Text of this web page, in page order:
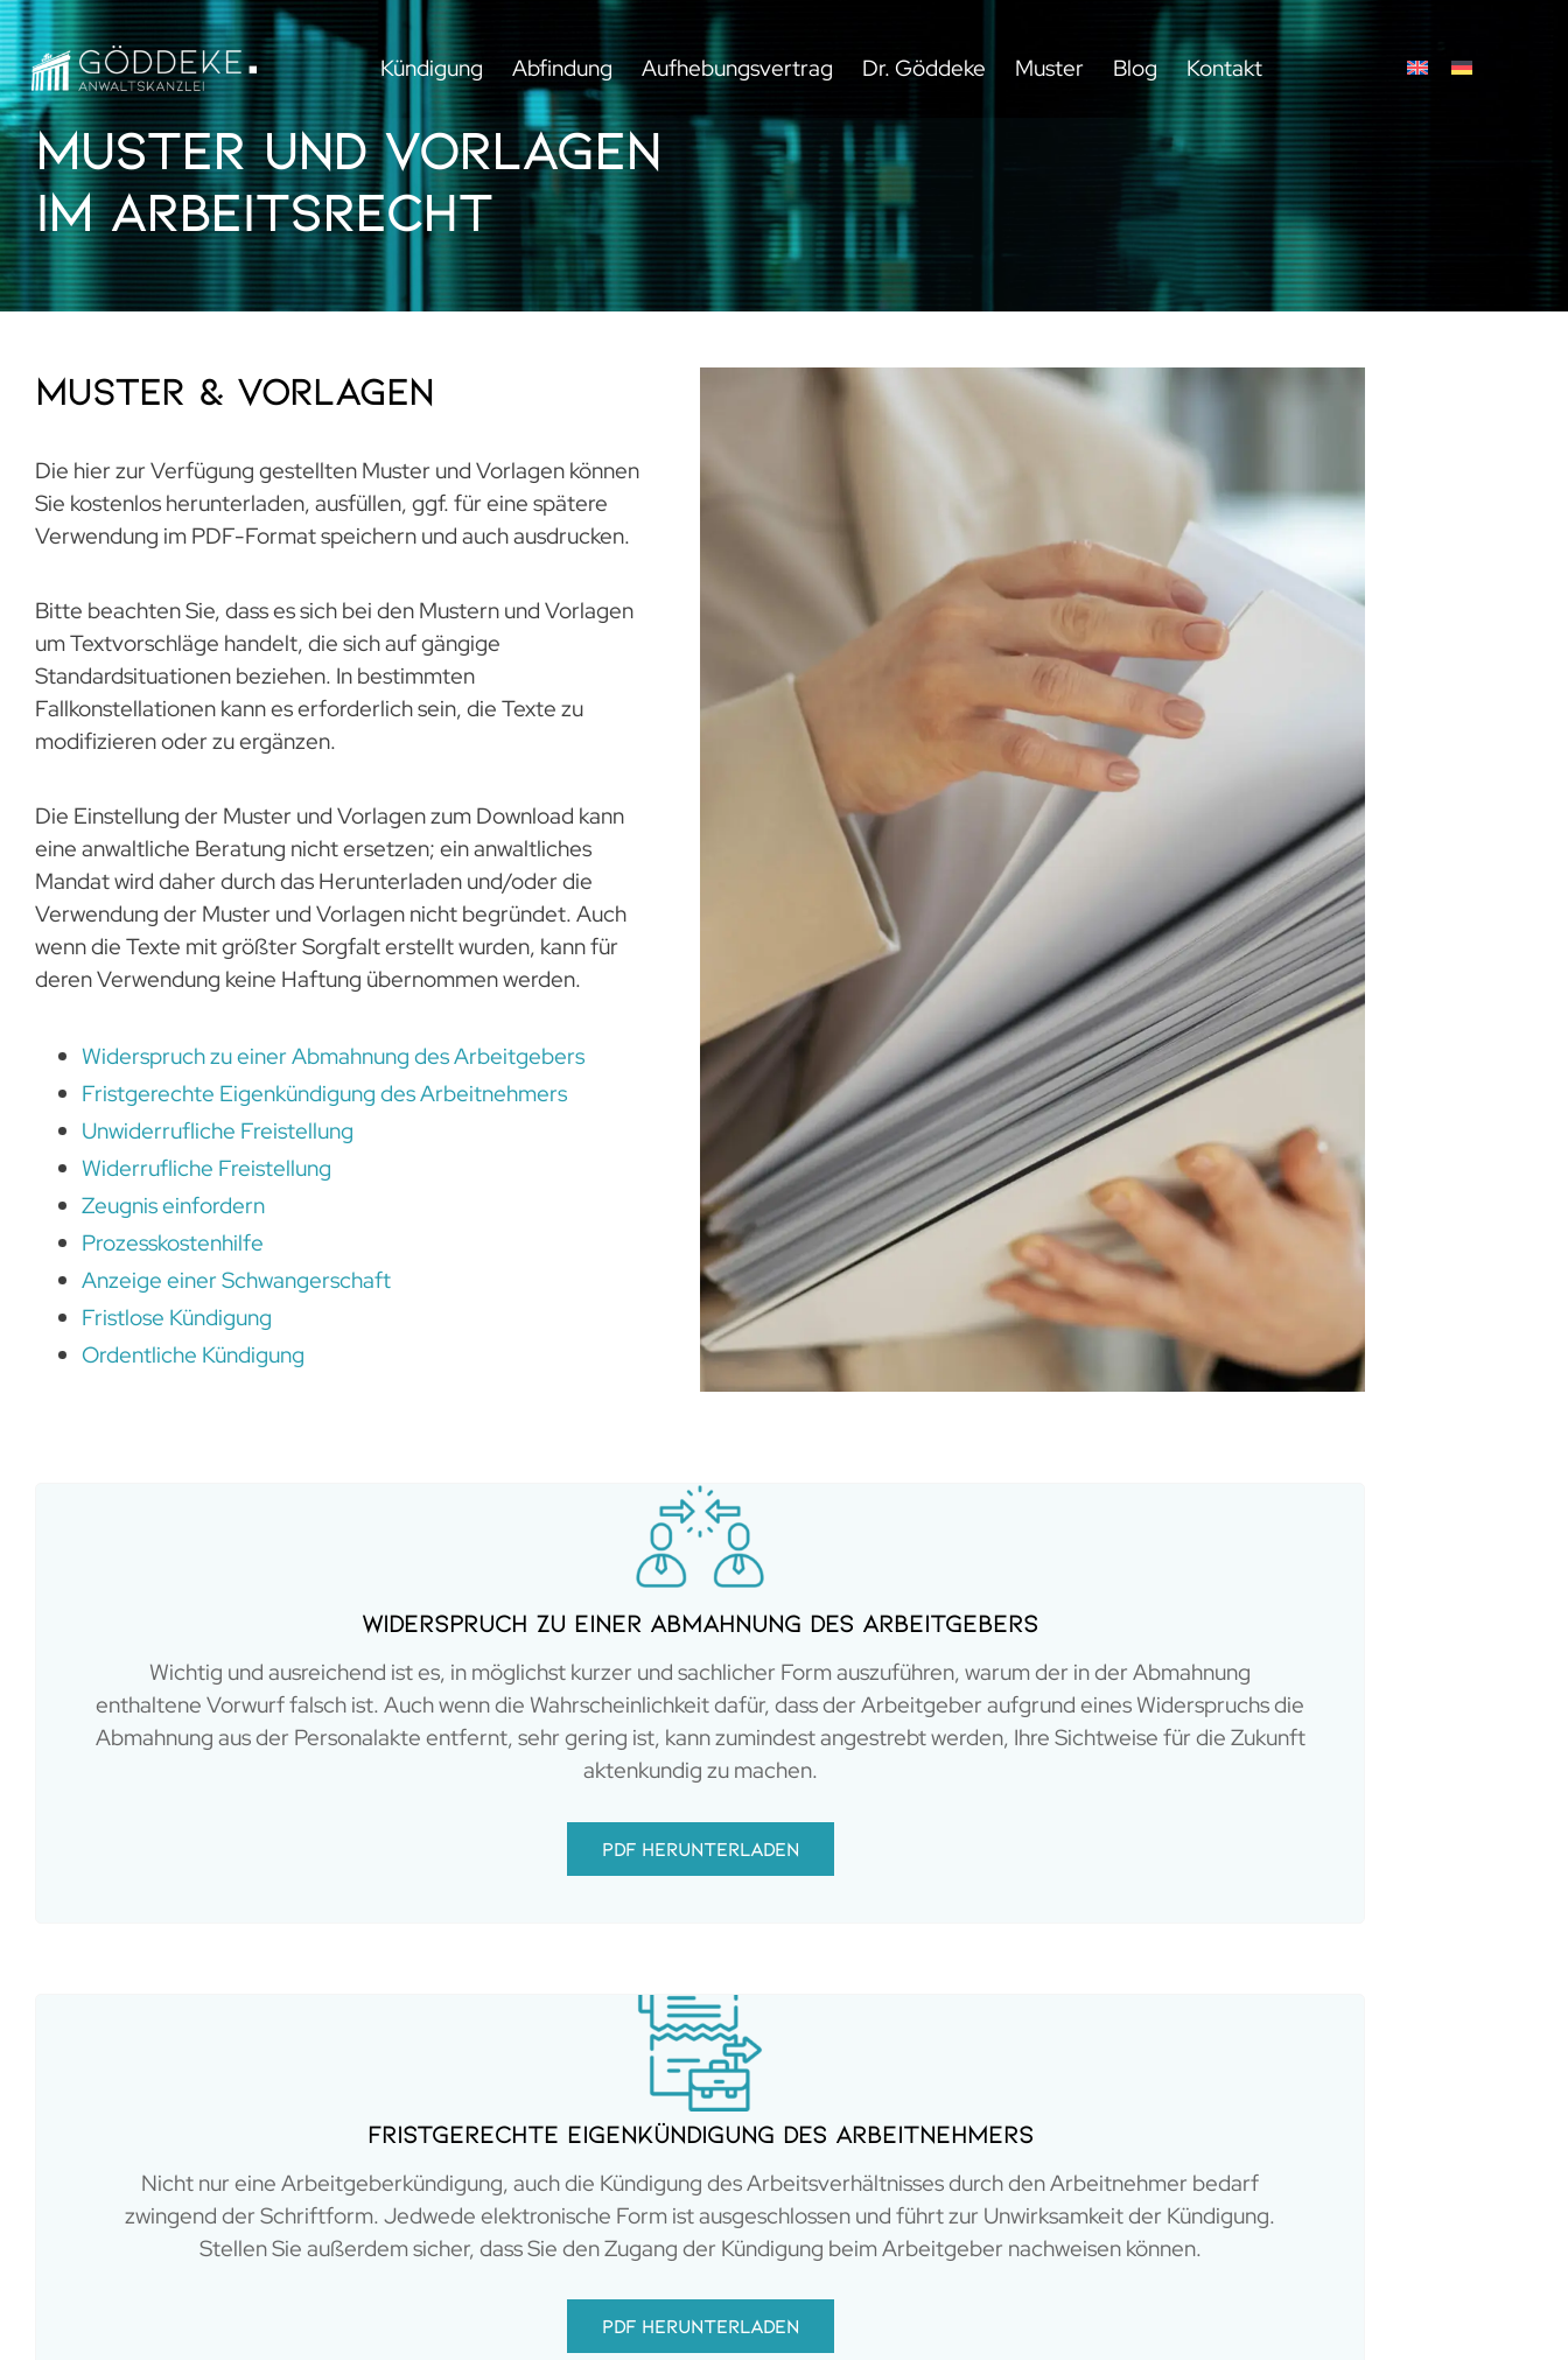
Kündigung Abfindung Aufhebungsvertrag Dr. Göddeke Muster Blog Kontakt
Muster und Vorlagen
im Arbeitsrecht
Muster & Vorlagen
Die hier zur Verfügung gestellten Muster und Vorlagen können
Sie kostenlos herunterladen, ausfüllen, ggf. für eine spätere
Verwendung im PDF-Format speichern und auch ausdrucken.
Bitte beachten Sie, dass es sich bei den Mustern und Vorlagen
um Textvorschläge handelt, die sich auf gängige
Standardsituationen beziehen. In bestimmten
Fallkonstellationen kann es erforderlich sein, die Texte zu
modifizieren oder zu ergänzen.
Die Einstellung der Muster und Vorlagen zum Download kann
eine anwaltliche Beratung nicht ersetzen; ein anwaltliches
Mandat wird daher durch das Herunterladen und/oder die
Verwendung der Muster und Vorlagen nicht begründet. Auch
wenn die Texte mit größter Sorgfalt erstellt wurden, kann für
deren Verwendung keine Haftung übernommen werden.
Widerspruch zu einer Abmahnung des Arbeitgebers
Fristgerechte Eigenkündigung des Arbeitnehmers
Unwiderrufliche Freistellung
Widerrufliche Freistellung
Zeugnis einfordern
Prozesskostenhilfe
Anzeige einer Schwangerschaft
Fristlose Kündigung
Ordentliche Kündigung
Widerspruch zu einer Abmahnung des Arbeitgebers
Wichtig und ausreichend ist es, in möglichst kurzer und sachlicher Form auszuführen, warum der in der Abmahnung
enthaltene Vorwurf falsch ist. Auch wenn die Wahrscheinlichkeit dafür, dass der Arbeitgeber aufgrund eines Widerspruchs die
Abmahnung aus der Personalakte entfernt, sehr gering ist, kann zumindest angestrebt werden, Ihre Sichtweise für die Zukunft
aktenkundig zu machen.
PDF herunterladen
Fristgerechte Eigenkündigung des Arbeitnehmers
Nicht nur eine Arbeitgeberkündigung, auch die Kündigung des Arbeitsverhältnisses durch den Arbeitnehmer bedarf
zwingend der Schriftform. Jedwede elektronische Form ist ausgeschlossen und führt zur Unwirksamkeit der Kündigung.
Stellen Sie außerdem sicher, dass Sie den Zugang der Kündigung beim Arbeitgeber nachweisen können.
PDF herunterladen